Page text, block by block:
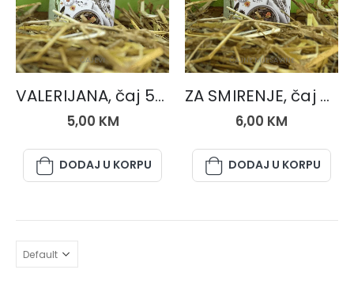
ČAJEVI
VALERIJANA, čaj 50 gr.
5,00 KM
DODAJ U KORPU
ČAJNE MJEŠAVINE
ZA SMIRENJE, čaj 50 gr.
6,00 KM
DODAJ U KORPU